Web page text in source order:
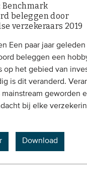
Benchmark
beleggen door
verzekeraars 2019
Een paar jaar
beleggen een
op het gebied van
is dit veranderd.
mainstream geworden
bij elke
Download